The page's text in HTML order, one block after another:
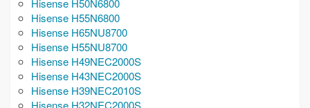
Hisense H50N6800
Hisense H55N6800
Hisense H65NU8700
Hisense H55NU8700
Hisense H49NEC2000S
Hisense H43NEC2000S
Hisense H39NEC2010S
Hisense H32NEC2000S